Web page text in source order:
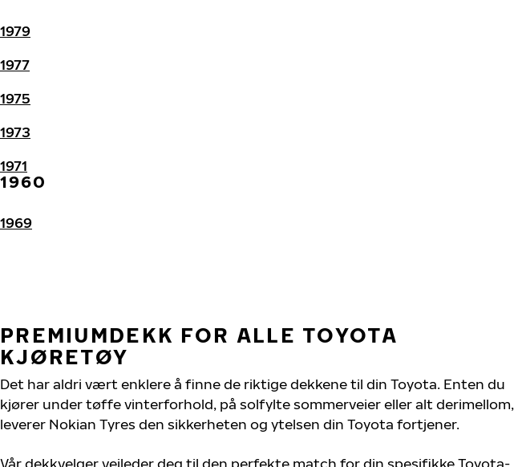
1979
1977
1975
1973
1971
1960
1969
PREMIUMDEKK FOR ALLE TOYOTA
KJØRETØY
Det har aldri vært enklere å finne de riktige dekkene til din Toyota. Enten du
kjører under tøffe vinterforhold, på solfylte sommerveier eller alt derimellom,
leverer Nokian Tyres den sikkerheten og ytelsen din Toyota fortjener.
Vår dekkvelger veileder deg til den perfekte match for din spesifikke Toyota-